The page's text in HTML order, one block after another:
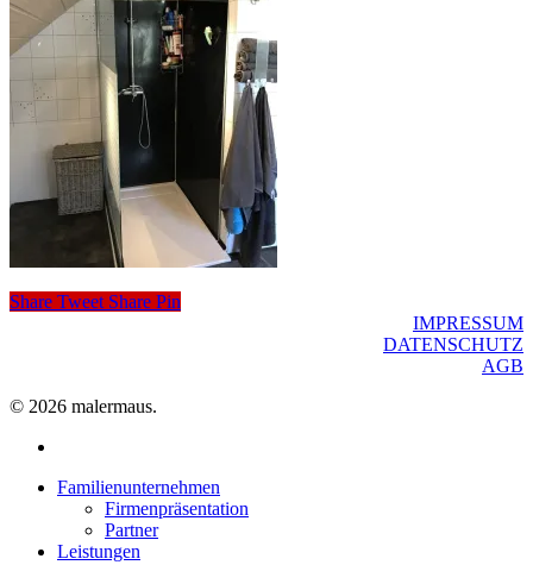
Share Tweet Share Pin
IMPRESSUM
DATENSCHUTZ
AGB
© 2026 malermaus.
Close
Familienunternehmen
Firmenpräsentation
Partner
Leistungen